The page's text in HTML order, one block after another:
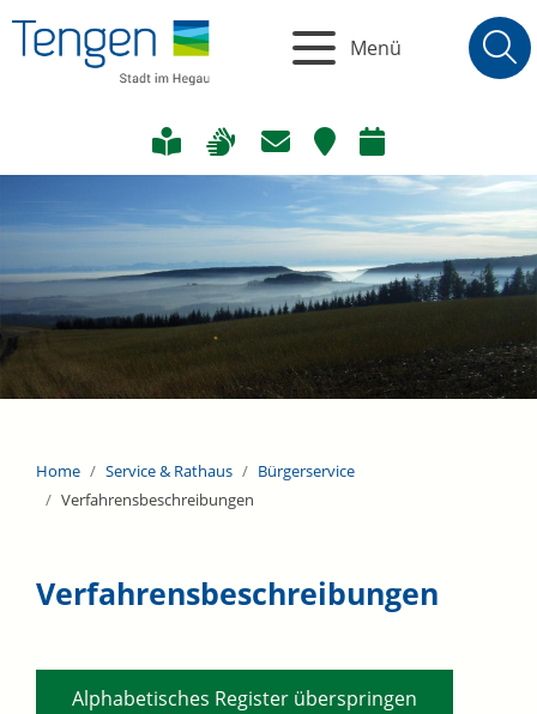
Menü
Home Service & Rathaus
Bürgerservice
Verfahrensbeschreibungen
Verfahrensbeschreibungen
Alphabetisches Register überspringen